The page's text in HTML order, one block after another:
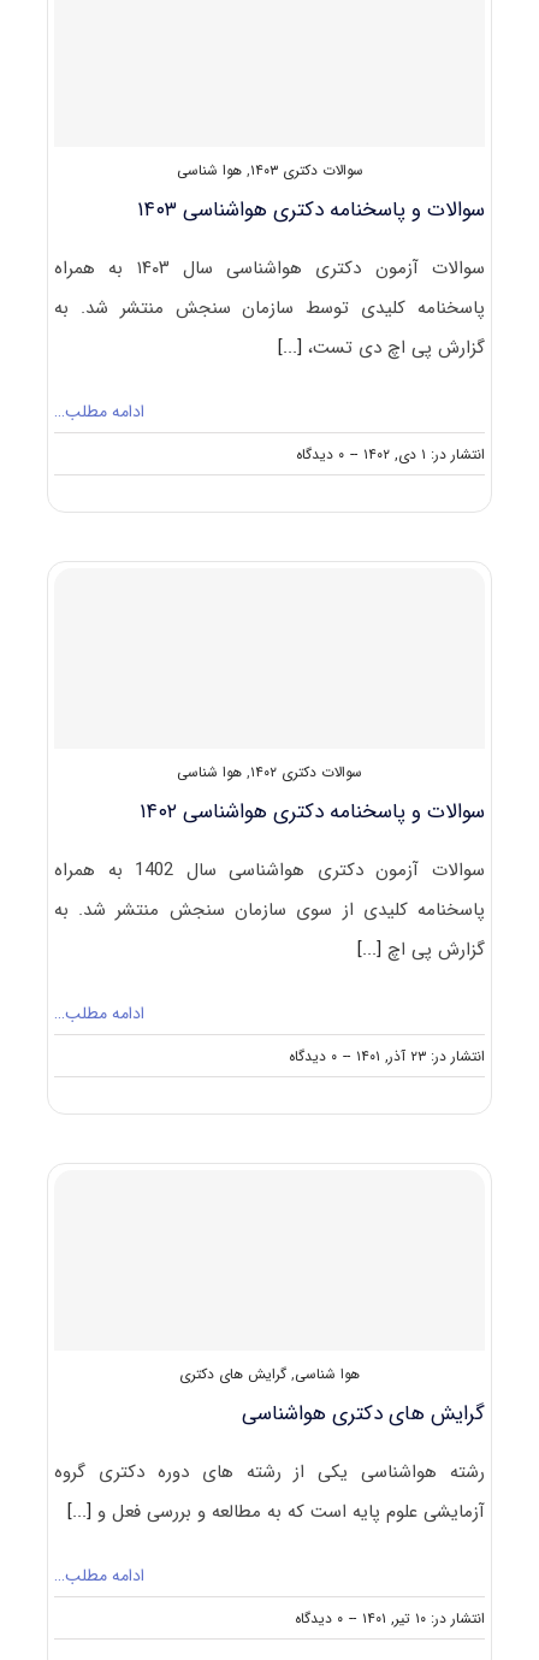
سوالات دکتری ۱۴۰۳ ,هوا شناسی
سوالات و پاسخنامه دکتری هواشناسی ۱۴۰۳
سوالات آزمون دکتری هواشناسی سال ۱۴۰۳ به همراه
پاسخنامه کلیدی توسط سازمان سنجش منتشر شد. به
گزارش پی اچ دی تست،[...]
ادامه مطلب…
انتشار در: ۱ دی, ۱۴۰۲ -- ۰ دیدگاه
on
سوالات
هواشناسی
سوالات دکتری ۱۴۰۲ , هوا شناسی
سوالات و پاسخنامه دکتری هواشناسی ۱۴۰۲
سوالات آزمون دکتری هواشناسی سال 1402 به همراه
پاسخنامه کلیدی از سوی سازمان سنجش منتشر شد. به
گزارش پی اچ[...]
ادامه مطلب…
انتشار در: ۲۳ آذر, ۱۴۰۱ -- ۰ دیدگاه
on
سوالات
هواشناسی
هوا شناسی, گرایش های دکتری
گرایش های دکتری ﻫﻮاﺷﻨﺎسی
رشته ﻫﻮاﺷﻨﺎسی یکی از رشته های دوره دکتری گروه
آزمایشی علوم پایه است که به مطالعه و بررسی فعل و [...]
ادامه مطلب…
انتشار در: ۱۰ تیر, ۱۴۰۱ -- ۰ دیدگاه
on
گرایش